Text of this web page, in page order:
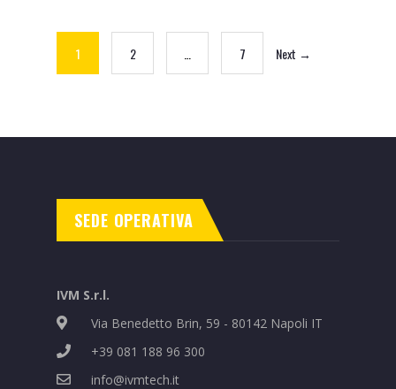
1 2 7 Next →
SEDE OPERATIVA
IVM S.r.l.
Via Benedetto Brin, 59 - 80142 Napoli IT
+39 081 188 96 300
info@ivmtech.it